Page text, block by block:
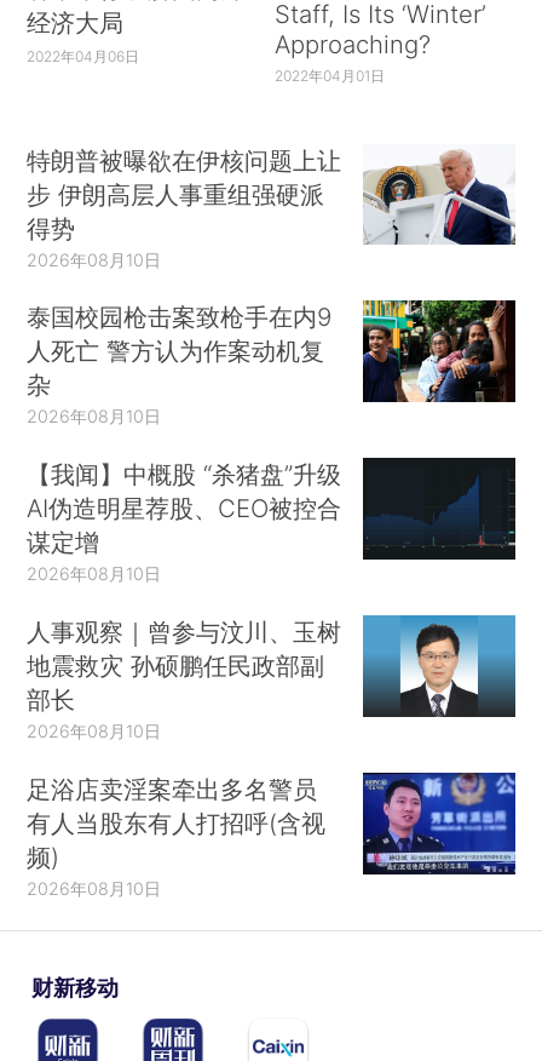
经济大局
2022年04月06日
Staff, Is Its ‘Winter’
Approaching?
2022年04月01日
特朗普被曝欲在伊核问题上让
步 伊朗高层人事重组强硬派
得势
2026年08月10日
泰国校园枪击案致枪手在内9
人死亡 警方认为作案动机复
杂
2026年08月10日
【我闻】中概股 “杀猪盘”升级
AI伪造明星荐股、CEO被控合
谋定增
2026年08月10日
人事观察｜曾参与汶川、玉树
地震救灾 孙硕鹏任民政部副
部长
2026年08月10日
足浴店卖淫案牵出多名警员
有人当股东有人打招呼(含视
频)
2026年08月10日
财新移动